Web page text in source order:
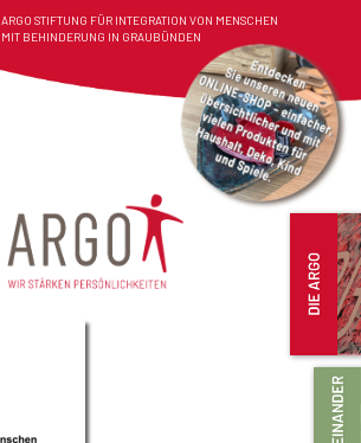
ARGO STIFTUNG FÜR INTEGRATION VON MENSCHEN
MIT BEHINDERUNG IN GRAUBÜNDEN